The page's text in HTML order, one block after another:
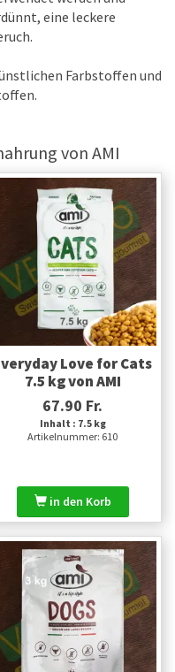
eine leckere
Farbstoffen und
von AMI
Love for Cats
7.5 kg von AMI
67.90 Fr.
Inhalt : 7.5 kg
Artikelnummer: 610
in den Korb